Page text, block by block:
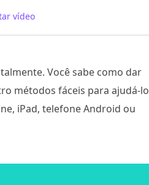
vídeo
Você sabe como dar
métodos fáceis para ajudá-lo
iPad, telefone Android ou